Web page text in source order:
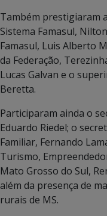
Também prestigiaram
Sistema Famasul,
Famasul, Luis Alberto
da Federação,
Lucas Galvan e o
Beretta.
Participaram ainda o
Eduardo Riedel; o
Familiar, Fernando
Turismo,
Mato Grosso do Sul,
além da presença de
rurais de MS.